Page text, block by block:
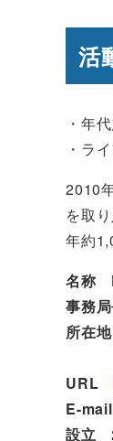
活
・年
・ラ
2010
を取
年約
名称
事務
所在地
J-
URL
E-mail
設立